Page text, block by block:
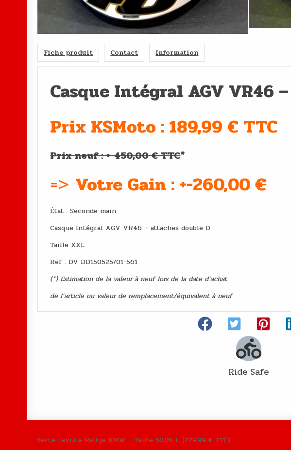
Fiche produit Contact Information
Casque Intégral AGV VR46
Prix KSMoto : 189,99 € TTC
Prix neuf : +-450,00 € TTC*
=> Votre Gain : +-260,00€
État : Seconde main
Casque Intégral AGV VR46 – attaches double D
Taille XXL
Ref : DV DD150525/01-561
(*) Estimation de la valeur à neuf lors de la date d’achat
de l’article ou valeur de remplacement/équivalent à neuf
Ride Safe
Navigation de l’article
← Veste textile Rallye BMW – Taille 50/M-L (229,99 € TTC)